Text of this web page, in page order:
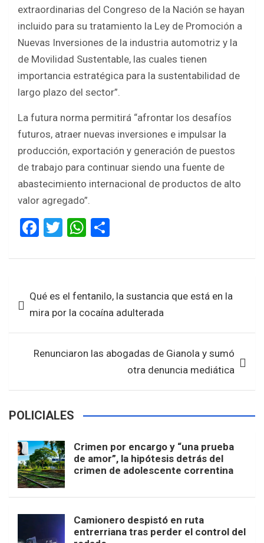
extraordinarias del Congreso de la Nación se hayan
incluido para su tratamiento la Ley de Promoción a
Nuevas Inversiones de la industria automotriz y la
de Movilidad Sustentable, las cuales tienen
importancia estratégica para la sustentabilidad de
largo plazo del sector”.
La futura norma permitirá “afrontar los desafíos
futuros, atraer nuevas inversiones e impulsar la
producción, exportación y generación de puestos
de trabajo para continuar siendo una fuente de
abastecimiento internacional de productos de alto
valor agregado”.
F
ce
o
o
k
T
tt
W
at
A
p
p
ar
de
entradas
Qué es el fentanilo, la sustancia que está en la
mira por la cocaína adulterada
Renunciaron las abogadas de Gianola y sumó
otra denuncia mediática
POLICIALES
Crimen por encargo y “una prueba
de amor”, la hipótesis detrás del
crimen de adolescente correntina
Camionero despistó en ruta
entrerriana tras perder el control del